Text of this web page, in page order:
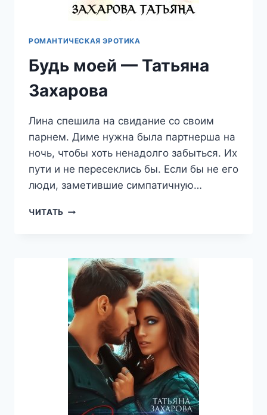
РОМАНТИЧЕСКАЯ ЭРОТИКА
Будь моей — Татьяна
Захарова
Лина спешила на свидание со своим
парнем. Диме нужна была партнерша на
ночь, чтобы хоть ненадолго забыться. Их
пути и не пересеклись бы. Если бы не его
люди, заметившие симпатичную…
ЧИТАТЬ БУДЬ
ЗАХАРОВА